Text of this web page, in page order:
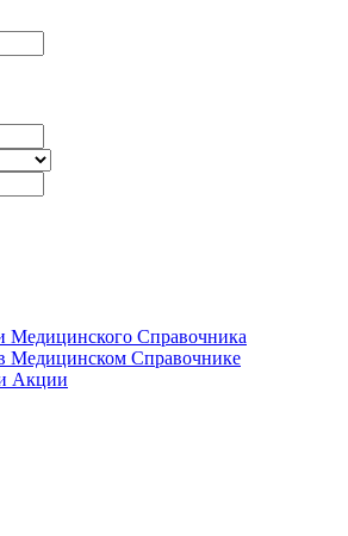
Медицинского Справочника
Медицинском Справочнике
Акции